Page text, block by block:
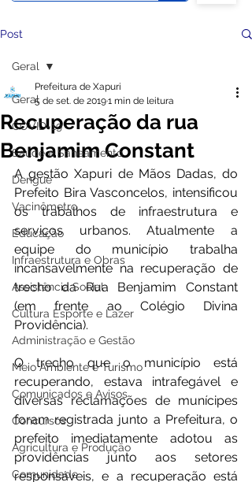
Post
Geral
COVID-19
Saúde e Saneamento
Dengue
Vacinômetro
Educação
Infraestrutura e Obras
Assistência Social
Cultura Esporte e Lazer
Administração e Gestão
Meio Ambiente e Turismo
Comunicados e Avisos
Concursos
Agricultura e Produção
Comunidade
Geral
Recuperação da rua
Benjamim Constant
Prefeitura de Xapuri
5 de set. de 20191 min de leitura
A gestão Xapuri de Mãos Dadas, do
Prefeito Bira Vasconcelos, intensificou
os trabalhos de infraestrutura e
serviços urbanos. Atualmente a
equipe do município trabalha
incansavelmente na recuperação de
trecho da Rua Benjamim Constant
(em frente ao Colégio Divina
Providência).
O trecho que o município está
recuperando, estava intrafegável e
diversas reclamações de munícipes
foram registrada junto a Prefeitura, o
prefeito imediatamente adotou as
providências junto aos setores
responsáveis, e a recuperação está